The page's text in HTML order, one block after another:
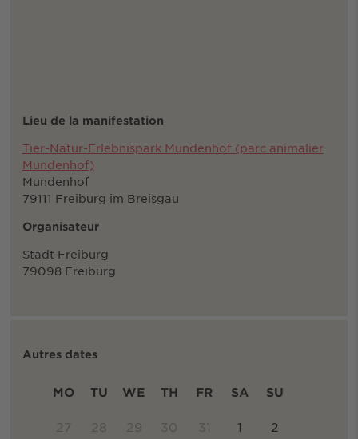
Lieu de la manifestation
Tier-Natur-Erlebnispark Mundenhof (parc animalier
Mundenhof)
Mundenhof
79111 Freiburg im Breisgau
Organisateur
Stadt Freiburg
79098 Freiburg
Autres dates
MO TU WE TH FR SA SU
27 28 29 30 31 1 2